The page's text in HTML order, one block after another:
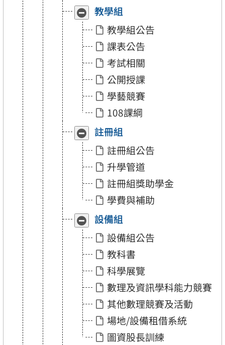
收
合
「教
組」
展
開
「教
組」
教學組
教學組公告
課表公告
考試相關
公開授課
學藝競賽
108課綱
收
合
「註
組」
展
開
「註
組」
註冊組
註冊組公告
升學管道
註冊組獎助學金
學費與補助
收
合
「設
組」
展
開
「設
組」
設備組
設備組公告
教科書
科學展覽
數理及資訊學科能力競賽
其他數理競賽及活動
場地/設備租借系統
圖資股長訓練